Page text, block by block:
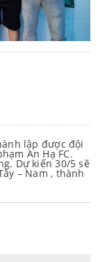
lập được đội
An Hạ FC.
Dự kiến 30/5 sẽ
– Nam , thành